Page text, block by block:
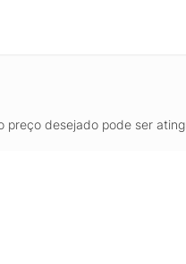
preço desejado pode ser